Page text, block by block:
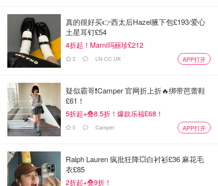
稍微有点“壳”的程度：
真的很好买👉西太后Hazel腋下包£193/爱心
土星耳钉£54
4折起！Marni玛丽珍£212
2 LN-CC UK APP打开
疑似霸哥❗️Camper 官网折上折🔥绑带芭蕾鞋
£61！
5折起+叠8.5折！爆款乐福£68！
0 Camper APP打开
Ralph Lauren 疯批狂降💥白衬衫£36 麻花毛
衣£85
2折起+叠9折！